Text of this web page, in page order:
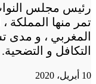
رئيس مجلس
تمر منها
المغربي ، و مدى
التكافل و التضحية.
10 أبريل، 2020